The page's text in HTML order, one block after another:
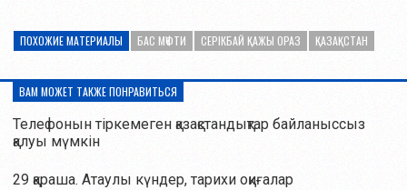
ПОХОЖИЕ МАТЕРИАЛЫ БАС МҮФТИ СЕРІКБАЙ ҚАЖЫ ОРАЗ ҚАЗАҚСТАН
ВАМ МОЖЕТ ТАКЖЕ ПОНРАВИТЬСЯ
Телефонын тіркемеген қазақстандықтар байланыссыз
қалуы мүмкін
29 қараша. Атаулы күндер, тарихи оқиғалар